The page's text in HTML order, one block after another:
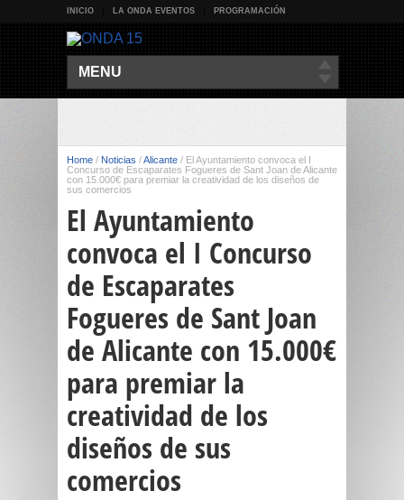
INICIO LA ONDA EVENTOS PROGRAMACIÓN
MENU
Home / Noticias /Alicante / El Ayuntamiento convoca el I
Concurso de Escaparates Fogueres de Sant Joan de Alicante
con 15.000€ para premiar la creatividad de los diseños de
sus comercios
El Ayuntamiento
convoca el I Concurso
de Escaparates
Fogueres de Sant Joan
de Alicante con 15.000€
para premiar la
creatividad de los
diseños de sus
comercios